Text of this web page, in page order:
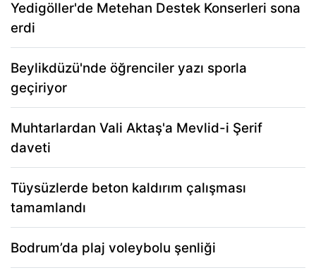
Yedigöller'de Metehan Destek Konserleri sona
erdi
Beylikdüzü'nde öğrenciler yazı sporla
geçiriyor
Muhtarlardan Vali Aktaş'a Mevlid-i Şerif
daveti
Tüysüzlerde beton kaldırım çalışması
tamamlandı
Bodrum’da plaj voleybolu şenliği